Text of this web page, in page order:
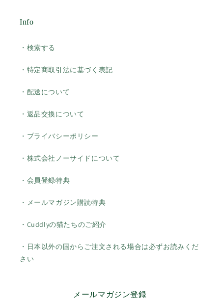
Info
・検索する
・特定商取引法に基づく表記
・配送について
・返品交換について
・プライバシーポリシー
・株式会社ノーサイドについて
・会員登録特典
・メールマガジン購読特典
・Cuddlyの猫たちのご紹介
・日本以外の国からご注文される場合は必ずお読みくだ
さい
メールマガジン登録